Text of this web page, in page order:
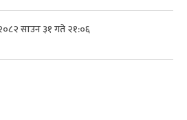
साउन ३१ गते २१:०६